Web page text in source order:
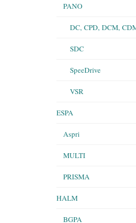
PANO
DC, CPD, DCM,
SDC
SpeeDrive
VSR
ESPA
Aspri
MULTI
PRISMA
HALM
BGPA